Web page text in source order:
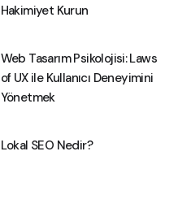
Hakimiyet Kurun
Web Tasarım Psikolojisi: Laws
of UX ile Kullanıcı Deneyimini
Yönetmek
Lokal SEO Nedir?